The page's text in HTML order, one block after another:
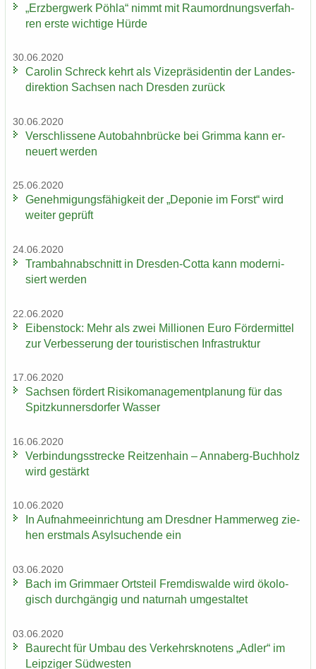
„Erz­berg­werk Pöhla“ nimmt mit Raum­ord­nungs­ver­fah­
ren erste wich­ti­ge Hürde
30.06.2020
Ca­ro­lin Schreck kehrt als Vi­ze­prä­si­den­tin der Lan­des­
di­rek­ti­on Sach­sen nach Dres­den zu­rück
30.06.2020
Ver­schlis­se­ne Au­to­bahn­brü­cke bei Grim­ma kann er­
neu­ert wer­den
25.06.2020
Ge­neh­mi­gungs­fä­hig­keit der „De­po­nie im Forst“ wird
wei­ter ge­prüft
24.06.2020
Tram­bahn­ab­schnitt in Dresden-​Cotta kann mo­der­ni­
siert wer­den
22.06.2020
Ei­ben­stock: Mehr als zwei Mil­lio­nen Euro För­der­mit­tel
zur Ver­bes­se­rung der tou­ris­ti­schen In­fra­struk­tur
17.06.2020
Sach­sen för­dert Ri­si­ko­ma­nage­ment­pla­nung für das
Spitz­kun­ners­dor­fer Was­ser
16.06.2020
Ver­bin­dungs­stre­cke Reit­zen­hain – Annaberg-​Buchholz
wird ge­stärkt
10.06.2020
In Auf­nah­me­ein­rich­tung am Dresd­ner Ham­mer­weg zie­
hen erst­mals Asyl­su­chen­de ein
03.06.2020
Bach im Grim­ma­er Orts­teil Frem­dis­wal­de wird öko­lo­
gisch durch­gän­gig und na­tur­nah um­ge­stal­tet
03.06.2020
Bau­recht für Umbau des Ver­kehrs­kno­tens „Adler“ im
Leip­zi­ger Süd­wes­ten